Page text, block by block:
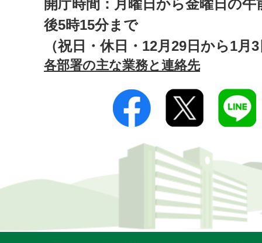
開庁時間：月曜日から金曜日の午
後5時15分まで
（祝日・休日・12月29日から1月
各部署の主な業務と連絡先